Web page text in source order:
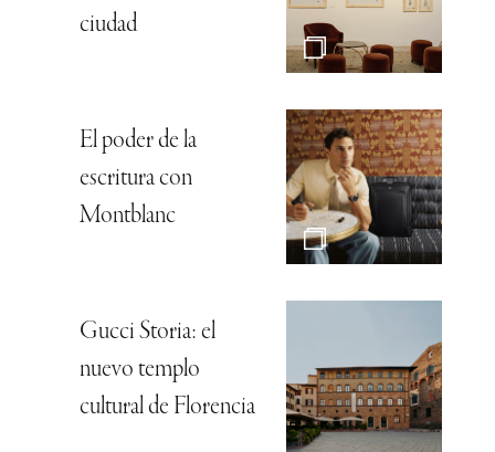
ciudad
El poder de la
escritura con
Montblanc
Gucci Storia: el
nuevo templo
cultural de Florencia